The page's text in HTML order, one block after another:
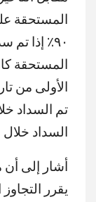
المستحقة
٩٠٪ إذا
المستحقة
السداد خلال
أشار إلى